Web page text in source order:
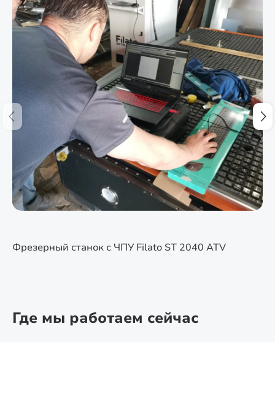
Фрезерный станок с ЧПУ Filato ST 2040 ATV
Где мы работаем сейчас